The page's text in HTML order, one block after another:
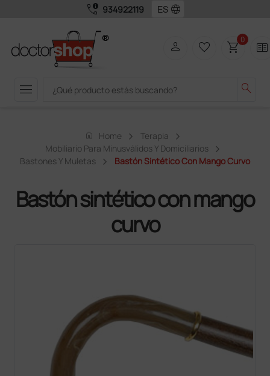
call_quality 934922119 language
menu search
person favorite_border shopping_cart0 two_pager
home Home
Terapia
Mobiliario Para Minusválidos Y Domiciliarios
Bastones Y Muletas
Bastón Sintético Con Mango Curvo
Bastón sintético con mango
curvo